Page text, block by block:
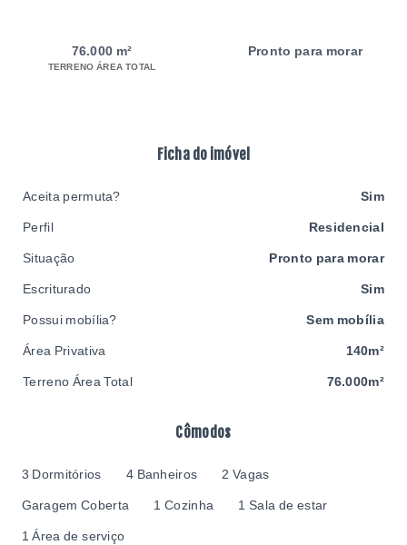
76.000 m²
TERRENO ÁREA TOTAL
Pronto para morar
Cômodos
3 Dormitórios 4 Banheiros 2 Vagas
Garagem Coberta 1 Cozinha 1 Sala de estar
1 Área de serviço
Ficha do imóvel
Aceita permuta? Sim
Perfil Residencial
Situação Pronto para morar
Escriturado Sim
Possui mobília? Sem mobília
Área Privativa 140m²
Terreno Área Total 76.000m²